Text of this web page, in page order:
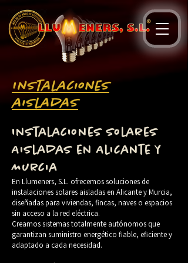
Instalaciones
aisladas
Instalaciones Solares
Aisladas en Alicante y
Murcia
En Llumeners, S.L. ofrecemos soluciones de
instalaciones solares aisladas en Alicante y Murcia,
diseñadas para viviendas, fincas, naves o espacios
sin acceso a la red eléctrica.
Creamos sistemas totalmente autónomos que
garantizan suministro energético fiable, eficiente y
adaptado a cada necesidad.